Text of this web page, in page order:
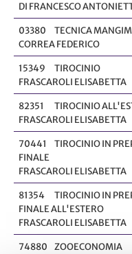
DI FRANCESCO
03380
TECNICA
CORREA FEDERICO
15349
TIROCINIO
FRASCAROLI ELISABETTA
82351
TIROCINIO
FRASCAROLI ELISABETTA
70441
TIROCINIO IN
FINALE
FRASCAROLI ELISABETTA
81354
TIROCINIO IN
FINALE ALL'ESTERO
FRASCAROLI ELISABETTA
74880
ZOOECONOMIA